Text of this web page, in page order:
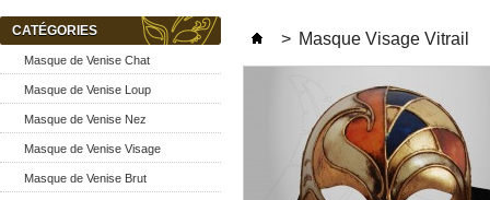
CATÉGORIES
Masque de Venise Chat
Masque de Venise Loup
Masque de Venise Nez
Masque de Venise Visage
Masque de Venise Brut
> Masque Visage Vitrail